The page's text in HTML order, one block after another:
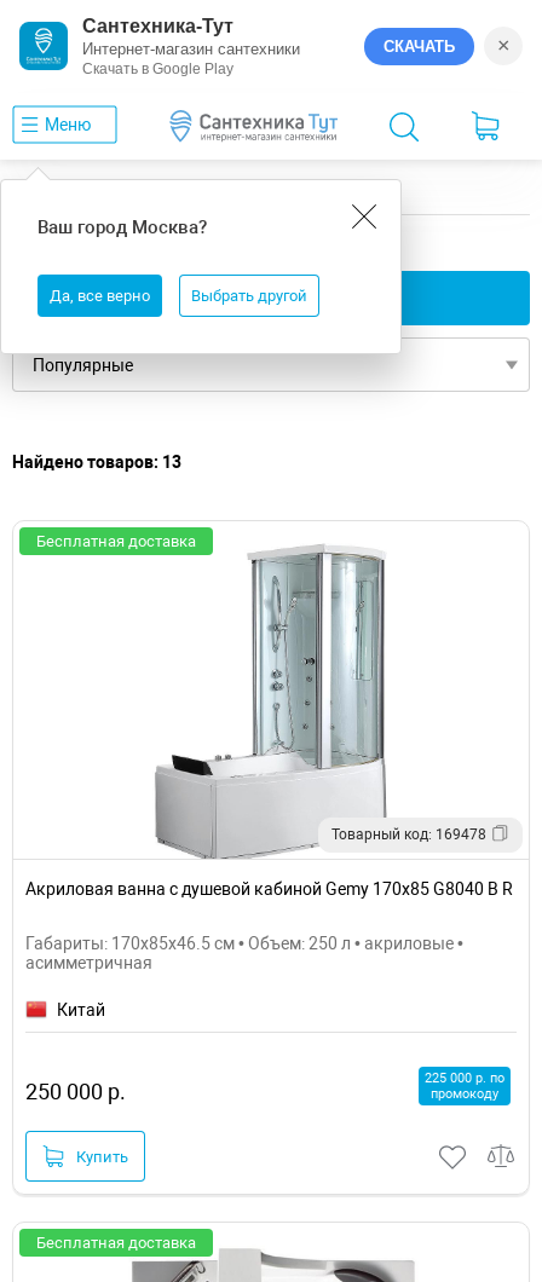
Сантехника-Тут
Интернет-магазин сантехники
Скачать в Google Play
СКАЧАТЬ ×
Меню
Ваш город Москва?
Да, все верно Выбрать другой
16 ванны Gemy
Применить фильтры
Найдено товаров: 13
Бесплатная доставка
Товарный код: 169478
Акриловая ванна с душевой кабиной Gemy 170х85 G8040 B R
Габариты: 170x85x46.5 см • Объем: 250 л • акриловые •
асимметричная
Китай
250 000 р.
225 000 р. по
промокоду
Купить
Бесплатная доставка